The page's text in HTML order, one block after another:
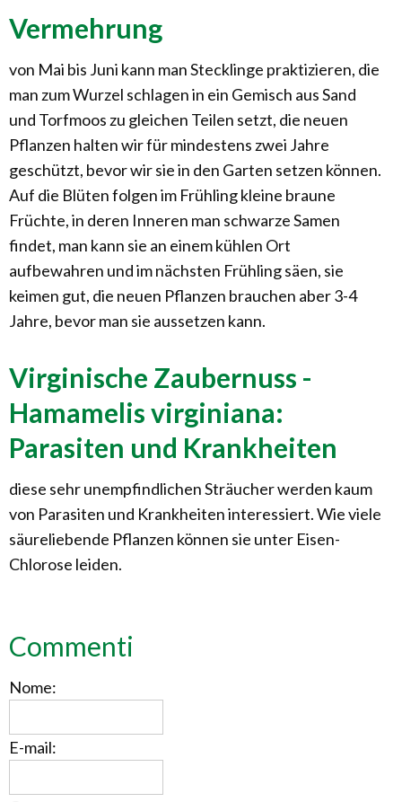
Vermehrung
von Mai bis Juni kann man Stecklinge praktizieren, die
man zum Wurzel schlagen in ein Gemisch aus Sand
und Torfmoos zu gleichen Teilen setzt, die neuen
Pflanzen halten wir für mindestens zwei Jahre
geschützt, bevor wir sie in den Garten setzen können.
Auf die Blüten folgen im Frühling kleine braune
Früchte, in deren Inneren man schwarze Samen
findet, man kann sie an einem kühlen Ort
aufbewahren und im nächsten Frühling säen, sie
keimen gut, die neuen Pflanzen brauchen aber 3-4
Jahre, bevor man sie aussetzen kann.
Virginische Zaubernuss -
Hamamelis virginiana:
Parasiten und Krankheiten
diese sehr unempfindlichen Sträucher werden kaum
von Parasiten und Krankheiten interessiert. Wie viele
säureliebende Pflanzen können sie unter Eisen-
Chlorose leiden.
Commenti
Nome:
E-mail: